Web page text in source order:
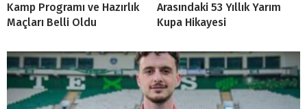
Kamp Programı ve Hazırlık
Maçları Belli Oldu
Arasındaki 53 Yıllık Yarım
Kupa Hikayesi